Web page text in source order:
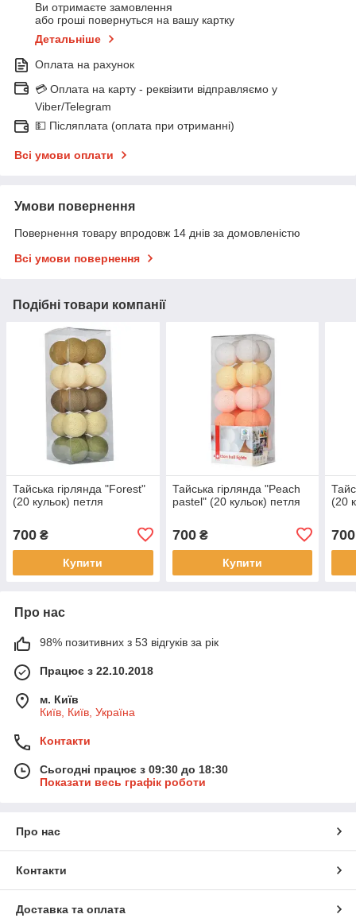
Ви отримаєте замовлення
або гроші повернуться на вашу картку
Детальніше
Оплата на рахунок
💳 Оплата на карту - реквізити відправляємо у
Viber/Telegram
💵 Післяплата (оплата при отриманні)
Всі умови оплати
Умови повернення
Повернення товару впродовж 14 днів за домовленістю
Всі умови повернення
Подібні товари компанії
Тайська гірлянда "Forest"
(20 кульок) петля
700 ₴
Купити
Тайська гірлянда "Peach
pastel" (20 кульок) петля
700₴
Купити
(20
700
Про нас
98% позитивних з 53 відгуків за рік
Працює з 22.10.2018
м. Київ
Київ, Київ, Україна
Контакти
Сьогодні працює з 09:30 до 18:30
Показати весь графік роботи
Про нас
Контакти
Доставка та оплата